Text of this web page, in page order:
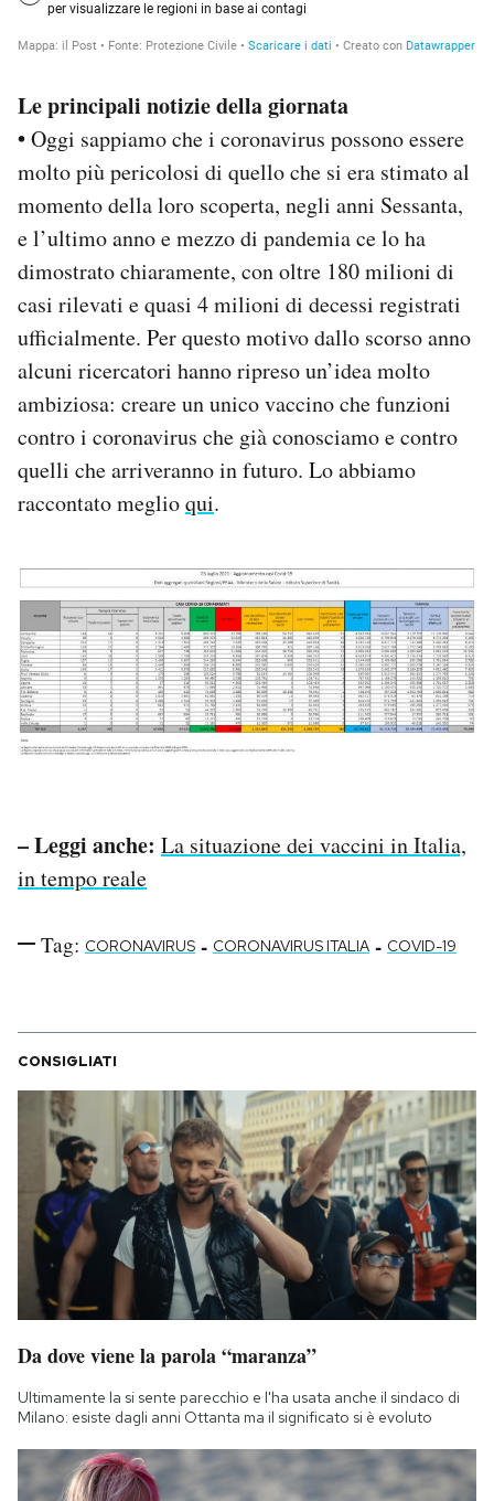
Le principali notizie della giornata
•Oggi sappiamo che i coronavirus possono essere
molto più pericolosi di quello che si era stimato al
momento della loro scoperta, negli anni Sessanta,
e l’ultimo anno e mezzo di pandemia ce lo ha
dimostrato chiaramente, con oltre 180 milioni di
casi rilevati e quasi 4 milioni di decessi registrati
ufficialmente. Per questo motivo dallo scorso anno
alcuni ricercatori hanno ripreso un’idea molto
ambiziosa: creare un unico vaccino che funzioni
contro i coronavirus che già conosciamo e contro
quelli che arriveranno in futuro. Lo abbiamo
raccontato meglioqui.
– Leggi anche: La situazione dei vaccini in Italia,
in tempo reale
Tag: CORONAVIRUS - CORONAVIRUS ITALIA - COVID-19
CONSIGLIATI
Da dove viene la parola “maranza”
Ultimamente la si sente parecchio e l'ha usata anche il sindaco di
Milano: esiste dagli anni Ottanta ma il significato si è evoluto